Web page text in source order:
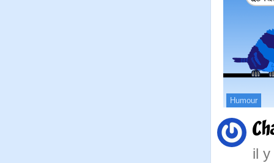
Humour
il